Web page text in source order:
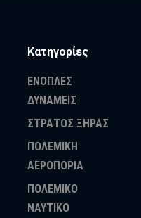
Κατηγορίες
ΕΝΟΠΛΕΣ
ΔΥΝΑΜΕΙΣ
ΣΤΡΑΤΟΣ ΞΗΡΑΣ
ΠΟΛΕΜΙΚΗ
ΑΕΡΟΠΟΡΙΑ
ΠΟΛΕΜΙΚΟ
ΝΑΥΤΙΚΟ